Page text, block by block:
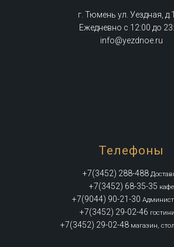
г. Тюмень ул. Уездная,
Ежедневно с 12:00 до
info@yezdnoe.ru
Телефоны
+7(3452) 288-488
+7(3452) 68-35-35 кафе
+7(9044) 90-21-30
+7(3452) 29-02-46
+7(3452) 29-02-48 магазин,